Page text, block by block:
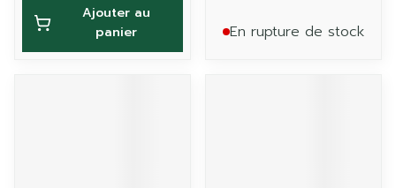
Ajouter au
panier
En rupture de stock